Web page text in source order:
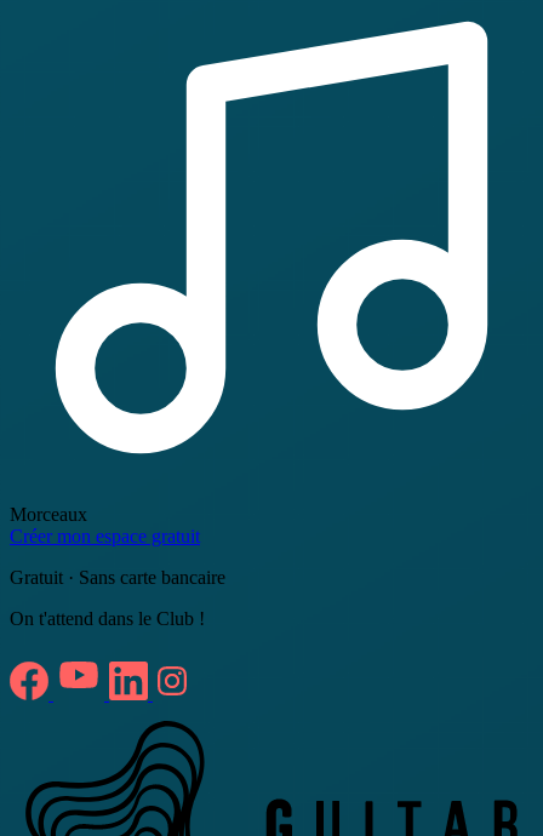
Morceaux
Créer mon espace gratuit
Gratuit · Sans carte bancaire
On t'attend dans le Club !